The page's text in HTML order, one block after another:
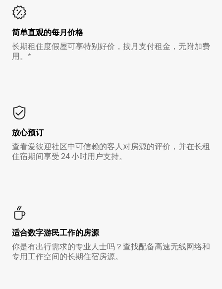
简单直观的每月价格
长期租住度假屋可享特别好价，按月支付租金，无附加费
用。*
放心预订
查看爱彼迎社区中可信赖的客人对房源的评价，并在长租
住宿期间享受 24 小时用户支持。
适合数字游民工作的房源
你是有出行需求的专业人士吗？查找配备高速无线网络和
专用工作空间的长期住宿房源。